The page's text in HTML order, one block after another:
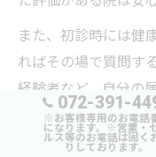
また、初診時には健
ればその場で質問す
経験者など、自分の
満足度の高い通院が
072-391-
※お客様専用のお電話
になります。※営業・
ルス等のお電話は固く
りしております。